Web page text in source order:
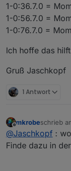
1-0:36.7.0 =
1-0:56.7.0 =
1-0:76.7.0 =
Ich hoffe das
Gruß Jaschkopf
1 Antwort
Offline
mkrobeschrieb
zuletzt
@Jaschkopf :
Finde dazu in